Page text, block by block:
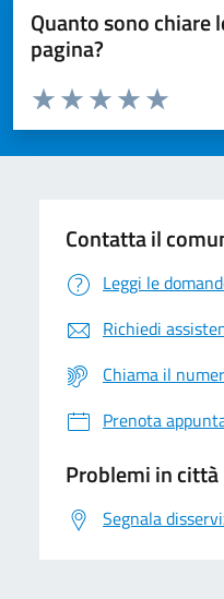
Quanto sono chiare
pagina?
Valuta da 1 a 5 stelle la pagina
Valuta 5
Valuta 4
Valuta 3 stelle su
Valuta 2 stelle su 5
Valuta 1 stelle su 5
Contatta il
Leggi le
Richiedi
Chiama il
Prenota
Problemi in città
Segnala